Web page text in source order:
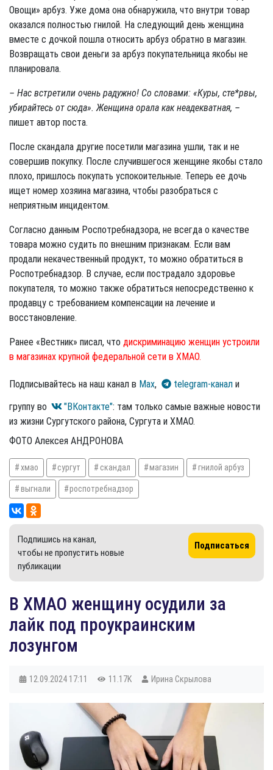
Овощи» арбуз. Уже дома она обнаружила, что внутри товар
оказался полностью гнилой. На следующий день женщина
вместе с дочкой пошла относить арбуз обратно в магазин.
Возвращать свои деньги за арбуз покупательница якобы не
планировала.
– Нас встретили очень радужно! Со словами: «Куры, сте*рвы,
убирайтесь от сюда». Женщина орала как неадекватная, –
пишет автор поста.
После скандала другие посетили магазина ушли, так и не
совершив покупку. После случившегося женщине якобы стало
плохо, пришлось покупать успокоительные. Теперь ее дочь
ищет номер хозяина магазина, чтобы разобраться с
неприятным инцидентом.
Согласно данным Роспотребнадзора, не всегда о качестве
товара можно судить по внешним признакам. Если вам
продали некачественный продукт, то можно обратиться в
Роспотребнадзор. В случае, если пострадало здоровье
покупателя, то можно также обратиться непосредственно к
продавцу с требованием компенсации на лечение и
восстановление.
Ранее «Вестник» писал, что дискриминацию женщин устроили
в магазинах крупной федеральной сети в ХМАО.
Подписывайтесь на наш канал в Max, telegram-канал и
группу во
"ВКонтакте": там только самые важные новости
из жизни Сургутского района, Сургута и ХМАО.
ФОТО Алексея АНДРОНОВА
хмао сургут скандал магазин гнилой арбуз
выгнали роспотребнадзор
Подпишись на канал,
чтобы не пропустить новые
публикации
Подписаться
​В ХМАО женщину осудили за
лайк под проукраинским
лозунгом
12.09.2024 17:11 11.17K Ирина Скрылова